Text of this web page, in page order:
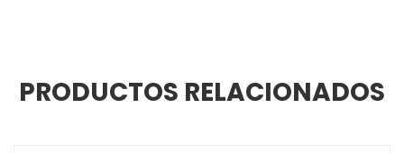
PRODUCTOS RELACIONADOS